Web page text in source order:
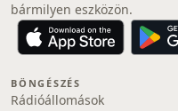
bármilyen eszközön.
BÖNGÉSZÉS
Rádióállomások